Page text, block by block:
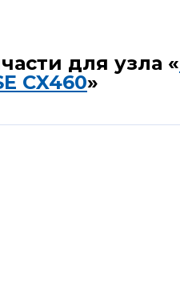
для узла «
CX460»